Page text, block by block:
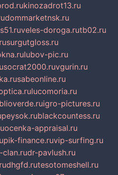
kinozadrot13.ru
dommarketnsk.ru
veles-doroga.rutb02.ru
surgutgloss.ru
lubov-pic.ru
socrat2000.ruvgurin.ru
sabeonline.ru
lucomoria.ru
igro-pictures.ru
peysok.rublackcountess.ru
ocenka-appraisal.ru
pik-finance.ruvip-surfing.ru
dr-pavlush.ru
dhgfd.rutesotomeshell.ru